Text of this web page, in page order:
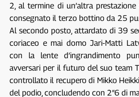
2, al termine di un’altra
consegnato il terzo bottino da 25
Al secondo posto, attardato di 39
coriaceo e mai domo Jari-Matti
con la lente d’ingrandimento
avversari per il futuro del suo team
controllato il recupero di Mikko
del podio, concludendo con 2″6 di